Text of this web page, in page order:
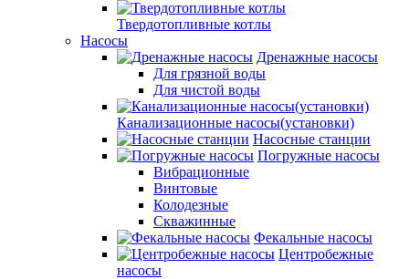
Твердотопливные котлы
Насосы
Дренажные насосы
Для грязной воды
Для чистой воды
Канализационные насосы(установки)
Насосные станции
Погружные насосы
Вибрационные
Винтовые
Колодезные
Скважинные
Фекальные насосы
Центробежные
насосы